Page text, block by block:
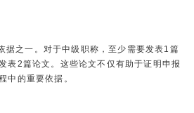
据之一。对于中级职称，至少需要发表1篇
表2篇论文。这些论文不仅有助于证明申报
中的重要依据。